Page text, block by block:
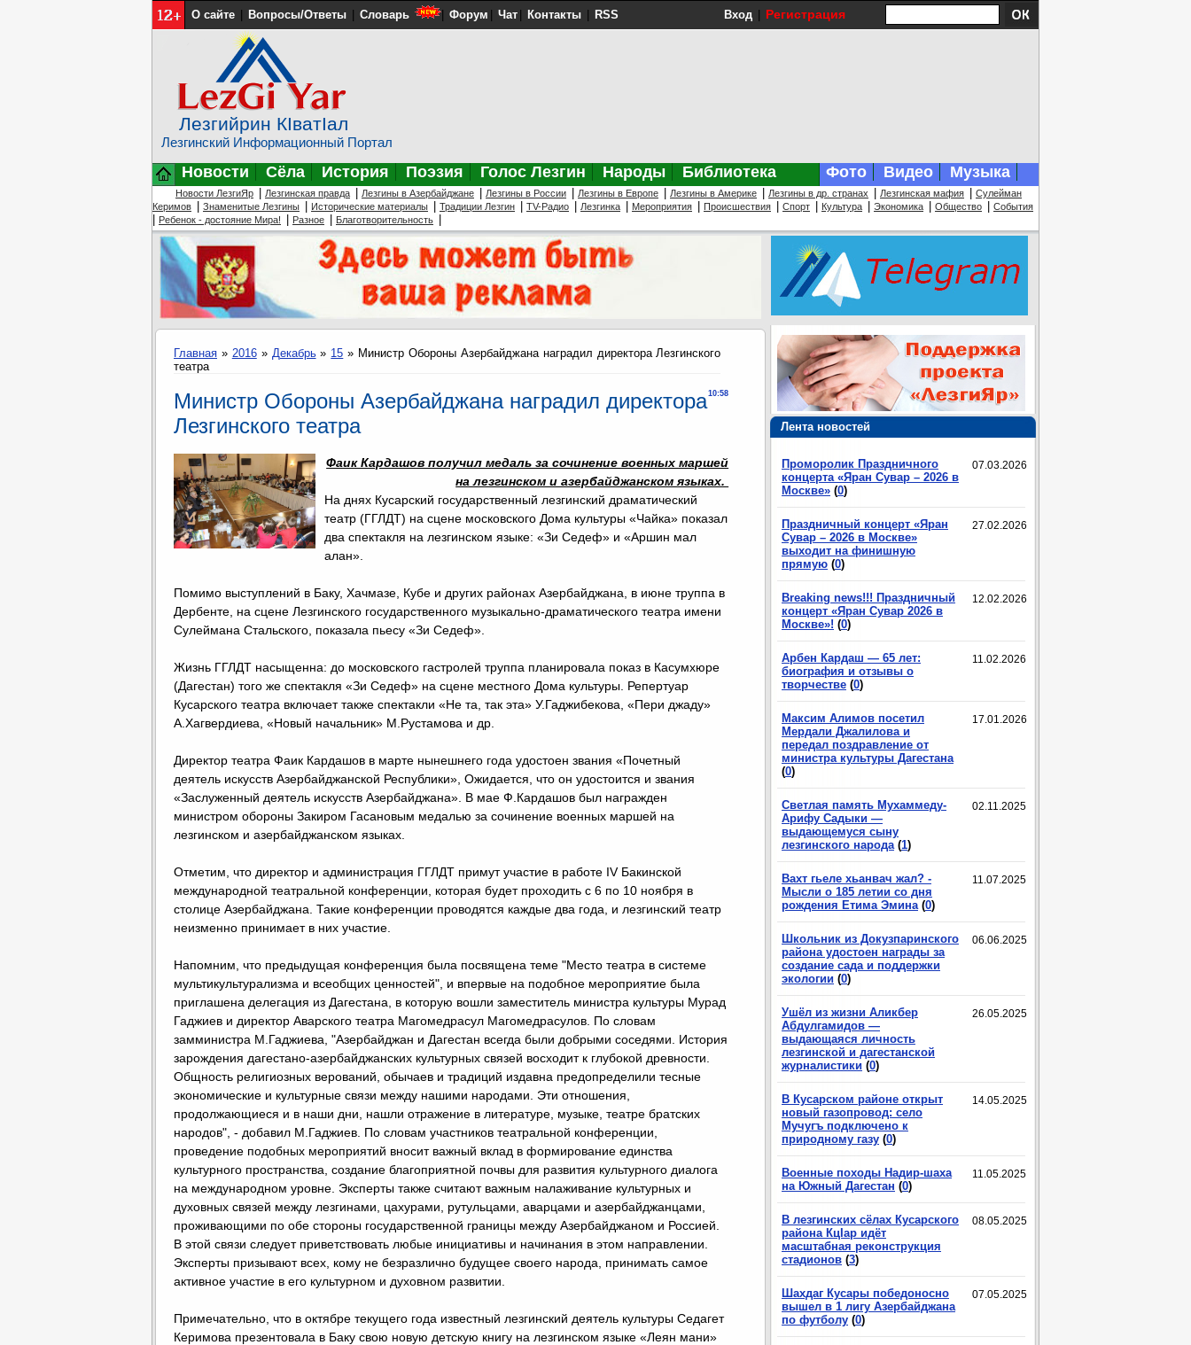
О сайте Вопросы/Ответы Словарь Форум Чат Контакты RSS Вход Регистрация
Лезгийрин КIватIал
Лезгинский Информационный Портал
Новости Сёла История Поэзия Голос Лезгин Народы Библиотека Фото Видео Музыка
Новости ЛезгиЯр Лезгинская правда Лезгины в Азербайджане Лезгины в России Лезгины в Европе Лезгины в Америке Лезгины в др. странах Лезгинская мафия
Сулейман
Керимов
Знаменитые Лезгины Исторические материалы Традиции Лезгин TV-Радио Лезгинка Мероприятия Происшествия Спорт Культура Экономика Общество События
Ребенок - достояние Мира! Разное Благотворительность
Лента новостей
07.03.2026
Проморолик Праздничного
концерта «Яран Сувар – 2026 в
Москве» (0)
27.02.2026
Праздничный концерт «Яран
Сувар – 2026 в Москве»
выходит на финишную
прямую (0)
12.02.2026
Breaking news!!! Праздничный
концерт «Яран Сувар 2026 в
Москве»! (0)
11.02.2026
Арбен Кардаш — 65 лет:
биография и отзывы о
творчестве (0)
17.01.2026
Максим Алимов посетил
Мердали Джалилова и
передал поздравление от
министра культуры Дагестана
(0)
02.11.2025
Светлая память Мухаммеду-
Арифу Садыки —
выдающемуся сыну
лезгинского народа (1)
11.07.2025
Вахт гьеле хьанвач жал? -
Мысли о 185 летии со дня
рождения Етима Эмина (0)
06.06.2025
Школьник из Докузпаринского
района удостоен награды за
создание сада и поддержки
экологии (0)
26.05.2025
Ушёл из жизни Аликбер
Абдулгамидов —
выдающаяся личность
лезгинской и дагестанской
журналистики (0)
14.05.2025
В Кусарском районе открыт
новый газопровод: село
Мучугъ подключено к
природному газу (0)
11.05.2025
Военные походы Надир-шаха
на Южный Дагестан (0)
08.05.2025
В лезгинских сёлах Кусарского
района КцIар идёт
масштабная реконструкция
стадионов (3)
07.05.2025
Шахдаг Кусары победоносно
вышел в 1 лигу Азербайджана
по футболу (0)
Главная » 2016 » Декабрь » 15 » Министр Обороны Азербайджана наградил директора Лезгинского
театра
10:58
Министр Обороны Азербайджана наградил директора
Лезгинского театра
Фаик Кардашов получил медаль за сочинение военных маршей
на лезгинском и азербайджанском языках.
На днях Кусарский государственный лезгинский драматический
театр (ГГЛДТ) на сцене московского Дома культуры «Чайка» показал
два спектакля на лезгинском языке: «Зи Седеф» и «Аршин мал
алан».
Помимо выступлений в Баку, Хачмазе, Кубе и других районах Азербайджана, в июне труппа в
Дербенте, на сцене Лезгинского государственного музыкально-драматического театра имени
Сулеймана Стальского, показала пьесу «Зи Седеф».
Жизнь ГГЛДТ насыщенна: до московского гастролей труппа планировала показ в Касумхюре
(Дагестан) того же спектакля «Зи Седеф» на сцене местного Дома культуры. Репертуар
Кусарского театра включает также спектакли «Не та, так эта» У.Гаджибекова, «Пери джаду»
А.Хагвердиева, «Новый начальник» М.Рустамова и др.
Директор театра Фаик Кардашов в марте нынешнего года удостоен звания «Почетный
деятель искусств Азербайджанской Республики», Ожидается, что он удостоится и звания
«Заслуженный деятель искусств Азербайджана». В мае Ф.Кардашов был награжден
министром обороны Закиром Гасановым медалью за сочинение военных маршей на
лезгинском и азербайджанском языках.
Отметим, что директор и администрация ГГЛДТ примут участие в работе IV Бакинской
международной театральной конференции, которая будет проходить с 6 по 10 ноября в
столице Азербайджана. Такие конференции проводятся каждые два года, и лезгинский театр
неизменно принимает в них участие.
Напомним, что предыдущая конференция была посвящена теме "Место театра в системе
мультикультурализма и всеобщих ценностей", и впервые на подобное мероприятие была
приглашена делегация из Дагестана, в которую вошли заместитель министра культуры Мурад
Гаджиев и директор Аварского театра Магомедрасул Магомедрасулов. По словам
замминистра М.Гаджиева, "Азербайджан и Дагестан всегда были добрыми соседями. История
зарождения дагестано-азербайджанских культурных связей восходит к глубокой древности.
Общность религиозных верований, обычаев и традиций издавна предопределили тесные
экономические и культурные связи между нашими народами. Эти отношения,
продолжающиеся и в наши дни, нашли отражение в литературе, музыке, театре братских
народов", - добавил М.Гаджиев. По словам участников театральной конференции,
проведение подобных мероприятий вносит важный вклад в формирование единства
культурного пространства, создание благоприятной почвы для развития культурного диалога
на международном уровне. Эксперты также считают важным налаживание культурных и
духовных связей между лезгинами, цахурами, рутульцами, аварцами и азербайджанцами,
проживающими по обе стороны государственной границы между Азербайджаном и Россией.
В этой связи следует приветствовать любые инициативы и начинания в этом направлении.
Эксперты призывают всех, кому не безразлично будущее своего народа, принимать самое
активное участие в его культурном и духовном развитии.
Примечательно, что в октябре текущего года известный лезгинский деятель культуры Седагет
Керимова презентовала в Баку свою новую детскую книгу на лезгинском языке «Леян мани»